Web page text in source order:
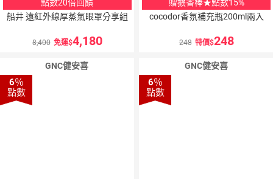
點數20倍回饋
船井 遠紅外線厚蒸氣眼罩分享組
8,400 免運 4,180
贈擴香棒★點數15%
cocodor香氛補充瓶200ml兩入
248 特價 248
GNC健安喜
6％
點數
GNC健安喜
6％
點數